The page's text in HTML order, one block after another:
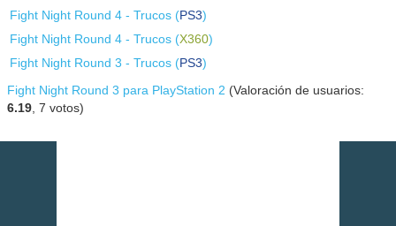
Fight Night Round 4 - Trucos (PS3)
Fight Night Round 4 - Trucos (X360)
Fight Night Round 3 - Trucos (PS3)
Fight Night Round 3 para PlayStation 2 (Valoración de usuarios:
6.19 ,7 votos)